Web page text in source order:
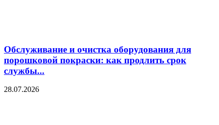
Обслуживание и очистка оборудования для
порошковой покраски: как продлить срок
службы...
28.07.2026